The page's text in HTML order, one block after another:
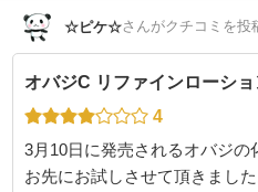
☆ピケ☆さんがクチコミを投
オバジC リファインローシ
4
3月10日に発売されるオバジの
お先にお試しさせて頂きまし